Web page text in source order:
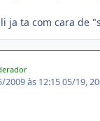
ja ta com cara de
2009 às 12:1505/19,